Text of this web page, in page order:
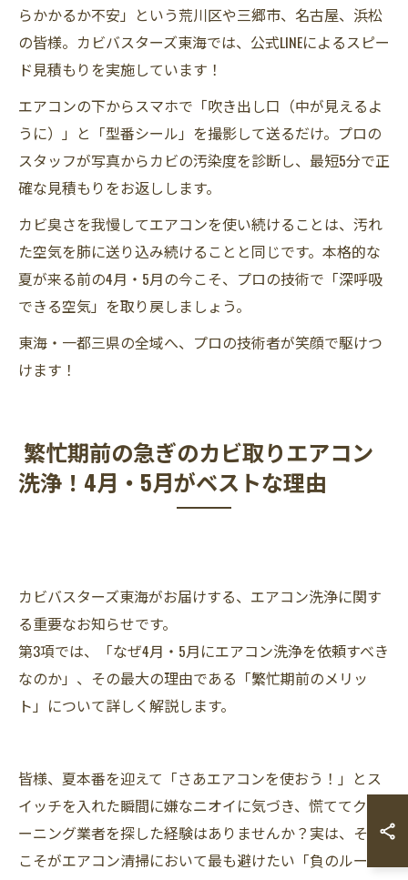
らかかるか不安」という荒川区や三郷市、名古屋、浜松
の皆様。カビバスターズ東海では、公式LINEによるスピー
ド見積もりを実施しています！
エアコンの下からスマホで「吹き出し口（中が見えるよ
うに）」と「型番シール」を撮影して送るだけ。プロの
スタッフが写真からカビの汚染度を診断し、最短5分で正
確な見積もりをお返しします。
カビ臭さを我慢してエアコンを使い続けることは、汚れ
た空気を肺に送り込み続けることと同じです。本格的な
夏が来る前の4月・5月の今こそ、プロの技術で「深呼吸
できる空気」を取り戻しましょう。
東海・一都三県の全域へ、プロの技術者が笑顔で駆けつ
けます！
繁忙期前の急ぎのカビ取りエアコン
洗浄！4月・5月がベストな理由
カビバスターズ東海がお届けする、エアコン洗浄に関す
る重要なお知らせです。
第3項では、「なぜ4月・5月にエアコン洗浄を依頼すべき
なのか」、その最大の理由である「繁忙期前のメリッ
ト」について詳しく解説します。
皆様、夏本番を迎えて「さあエアコンを使おう！」とス
イッチを入れた瞬間に嫌なニオイに気づき、慌ててクリ
ーニング業者を探した経験はありませんか？実は、それ
こそがエアコン清掃において最も避けたい「負のルー